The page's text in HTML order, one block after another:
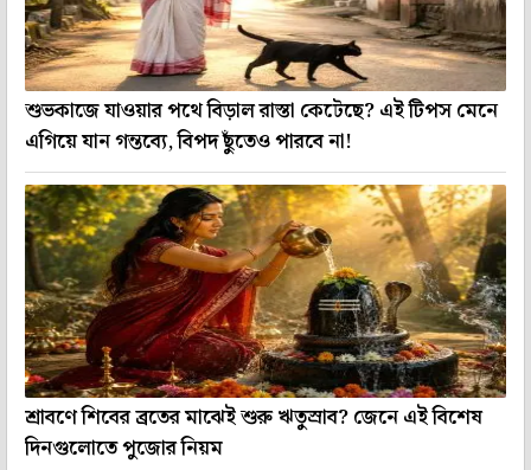
শুভকাজে যাওয়ার পথে বিড়াল রাস্তা কেটেছে? এই টিপস মেনে
এগিয়ে যান গন্তব্যে, বিপদ ছুঁতেও পারবে না!
শ্রাবণে শিবের ব্রতের মাঝেই শুরু ঋতুস্রাব? জেনে এই বিশেষ
দিনগুলোতে পুজোর নিয়ম